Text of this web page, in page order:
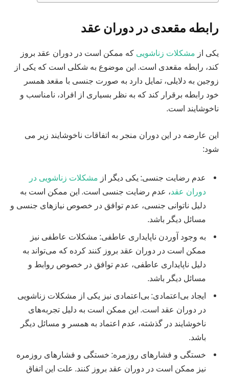
رابطه مقعدی در دوران عقد
یکی از مشکلات زناشویی که ممکن است در دوران عقد بروز
کند، رابطه مقعدی است. این موضوع به شکلی است که یکی از
زوجین به دلایلی، تمایل دارد به صورت جنسی با مقعد همسر
خود رابطه برقرار کند که به نظر بسیاری از افراد، نامناسب و
ناخوشایند است.
این عارضه در این دوران منجر به اتفاقات ناخوشایند زیر می
شود:
عدم رضایت جنسی: یکی دیگر از مشکلات زناشویی در
دوران عقد، عدم رضایت جنسی است. این ممکن است به
دلیل ناتوانی جنسی، عدم توافق در خصوص نیازهای جنسی و
مسائل دیگر باشد.
به وجود آوردن ناپایداری عاطفی: مشکلات عاطفی نیز
ممکن است در دوران عقد بروز کنند کرده که می‌تواند به
دلیل ناپایداری عاطفی، عدم توافق در خصوص روابط و
مسائل دیگر باشد.
ایجاد بی‌اعتمادی: بی‌اعتمادی نیز یکی از مشکلات زناشویی
در دوران عقد است. این ممکن است به دلیل تجربه‌های
ناخوشایند در گذشته، عدم اعتماد به همسر و مسائل دیگر
باشد.
خستگی و فشارهای روزمره: خستگی و فشارهای روزمره
نیز ممکن است در دوران عقد بروز کنند. علت این اتفاق